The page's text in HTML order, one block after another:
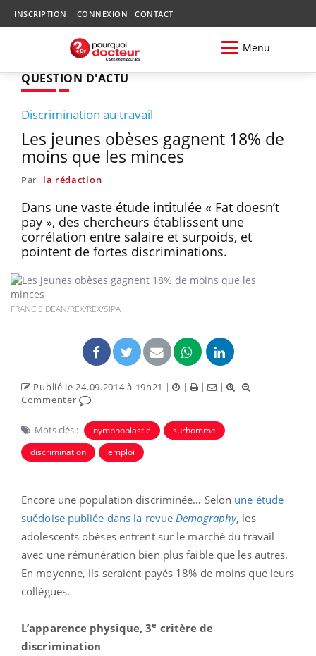
INSCRIPTION CONNEXION CONTACT
Menu
QUESTION D'ACTU
Discrimination au travail
Les jeunes obèses gagnent 18% de
moins que les minces
Par la rédaction
Dans une vaste étude intitulée « Fat doesn’t
pay », des chercheurs établissent une
corrélation entre salaire et surpoids, et
pointent de fortes discriminations.
FRANCIS DEAN/REX/REX/SIPA
Publié le 24.09.2014 à 19h21 | | | |
|
Commenter
Mots clés : nymphoplastie
surhomme
discrimination
emploi
Encore une population discriminée… Selon une étude
suédoise publiée dans la revue Demography, les
adolescents obèses entrent sur le marché du travail
avec une rémunération bien plus faible que les autres.
En moyenne, ils seraient payés 18% de moins que leurs
collègues.
L’apparence physique, 3e critère de
discrimination